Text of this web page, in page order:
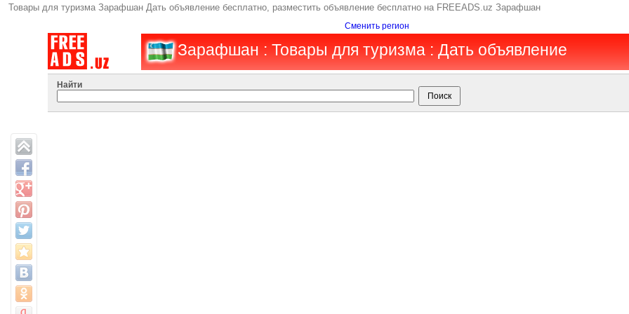
Товары для туризма Зарафшан Дать объявление бесплатно, разместить объявление бесплатно на FREEADS.uz Зарафшан
Сменить регион
Зарафшан : Товары для туризма : Дать объявление
Найти